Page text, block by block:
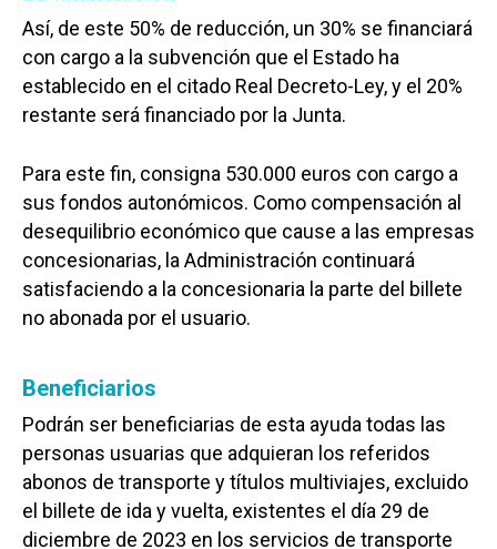
Así, de este 50% de reducción, un 30% se financiará
con cargo a la subvención que el Estado ha
establecido en el citado Real Decreto-Ley, y el 20%
restante será financiado por la Junta.
Para este fin, consigna 530.000 euros con cargo a
sus fondos autonómicos. Como compensación al
desequilibrio económico que cause a las empresas
concesionarias, la Administración continuará
satisfaciendo a la concesionaria la parte del billete
no abonada por el usuario.
Beneficiarios
Podrán ser beneficiarias de esta ayuda todas las
personas usuarias que adquieran los referidos
abonos de transporte y títulos multiviajes, excluido
el billete de ida y vuelta, existentes el día 29 de
diciembre de 2023 en los servicios de transporte